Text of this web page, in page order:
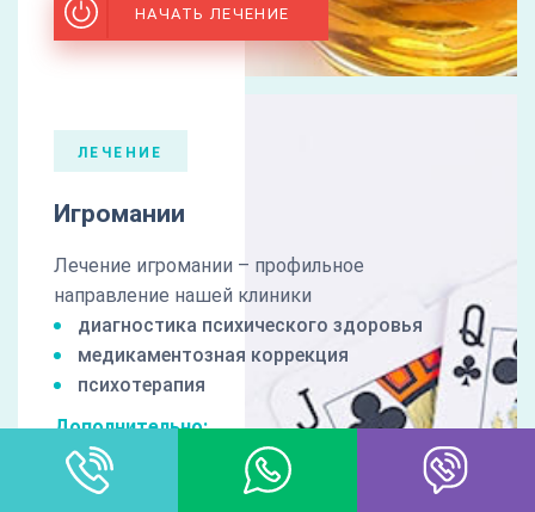
НАЧАТЬ ЛЕЧЕНИЕ
ЛЕЧЕНИЕ
Игромании
Лечение игромании – профильное
направление нашей клиники
диагностика психического здоровья
медикаментозная коррекция
психотерапия
Дополнительно:
гарантия результата
пост лечебное сопровождение